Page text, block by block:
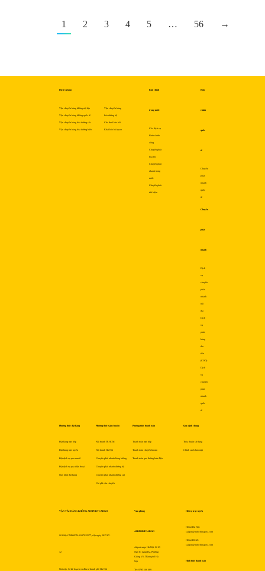
1 2 3 4 5 … 56 →
Dịch vụ khác
Vận chuyển hàng không nội địa
Vận chuyển hàng không quốc tế
Vận chuyển hàng hóa đường sắt
Vận chuyển hàng hóa đường biển
Vận chuyển hàng
hóa đường bộ
Cho thuê kho bãi
Khai báo hải quan
Bưu chính
trong nước
Các dịch vụ
hành chính
công
Chuyển phát
hỏa tốc
Chuyển phát
nhanh trong
nước
Chuyển phát
tiết kiệm
Bưu
chính
quốc
tế
Chuyển
phát
nhanh
quốc
tế
Chuyển
phát
nhanh
Dịch
vụ
chuyển
phát
nhanh
nội
địa
Dịch
vụ
phát
hàng
thu
tiền
(COD)
Dịch
vụ
chuyển
phát
nhanh
quốc
tế
Phương thức đặt hàng
Đặt hàng trực tiếp
Đặt hàng trực tuyến
Đặt dịch vụ qua email
Đặt dịch vụ qua điện thoại
Quy trình đặt hàng
Phương thức vận chuyển
Nội thành TP.HCM
Nội thành Hà Nội
Chuyển phát nhanh hàng không
Chuyển phát nhanh đường bộ
Chuyển phát nhanh đường sắt
Chi phí vận chuyển
Phương thức thanh toán
Thanh toán trực tiếp
Thanh toán chuyển khoản
Thanh toán qua đường bưu điện
Quy định chung
Thỏa thuận sử dụng
Chính sách bảo mật
VẬN TẢI HÀNG KHÔNG AIRPORTCARGO
Số Giấy CNĐKDN: 0107912577, cấp ngày 2017-07-
12
Nơi cấp: Sở kế hoạch và đầu tư thành phố Hà Nội
Văn phòng
AIRPORTCARGO
Airportcargo Hà Nội: Số 25
Ngõ 81 Láng Hạ, Phường
Giảng Võ, Thành phố Hà
Nội
Tel: 0795 166 689
Hỗ trợ trực tuyến
Hỗ trợ Hà Nội:
saigon@indochinapost.com
Hỗ trợ HCM:
saigon@indochinapost.com
Hình thức thanh toán